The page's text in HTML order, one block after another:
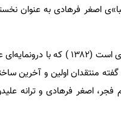
اصغر فرهادی به عنوان
«شهر زیبا» پس از «رقص در غبار» دومین اثر بلند
منتقدان اولین و آخرین
اصغر فرهادی و ترانه